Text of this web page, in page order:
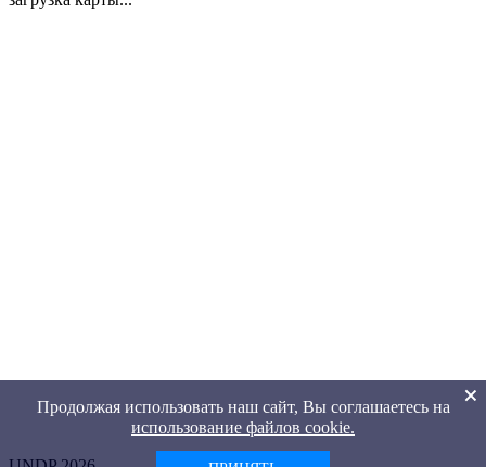
Продолжая использовать наш сайт, Вы соглашаетесь на
использование файлов cookie.